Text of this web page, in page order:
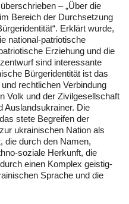
– „Über die
Bereich der Durchsetzung
Erklärt wurde,
national-patriotische
Erziehung und die
sind interessante
Bürgeridentität ist das
rechtlichen Verbindung
Volk und der Zivilgesellschaft
Auslandsukrainer. Die
stete Begreifen der
ukrainischen Nation als
die durch den Namen,
soziale Herkunft, die
einen Komplex geistig-
Sprache und die